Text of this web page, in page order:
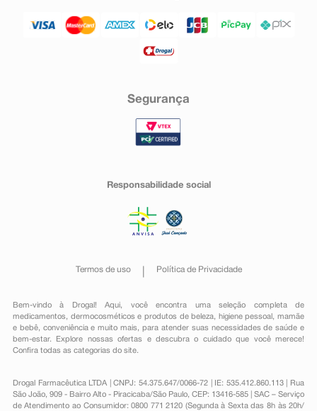
Segurança
Responsabilidade social
Termos de uso Política de Privacidade
Bem-vindo à Drogal! Aqui, você encontra uma seleção completa de
medicamentos , dermocosméticos e produtos de beleza, higiene pessoal ,mamãe
e bebê, conveniênciae muito mais, para atender suas necessidades de saúde e
bem-estar. Explore nossas ofertas e descubra o cuidado que você merece!
Confira todas as categorias do site.
Drogal Farmacêutica LTDA | CNPJ: 54.375.647/0066-72 | IE: 535.412.860.113 | Rua
São João, 909 - Bairro Alto - Piracicaba/São Paulo, CEP: 13416-585 | SAC – Serviço
de Atendimento ao Consumidor: 0800 771 2120 (Segunda à Sexta das 8h às 20h/